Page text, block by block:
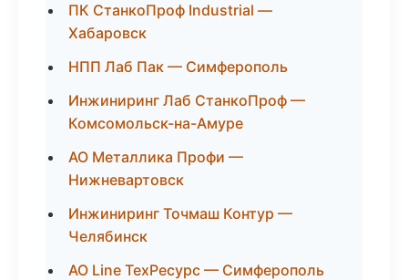
ПК СтанкоПроф Industrial —
Хабаровск
НПП Лаб Пак — Симферополь
Инжиниринг Лаб СтанкоПроф —
Комсомольск-на-Амуре
АО Металлика Профи —
Нижневартовск
Инжиниринг Точмаш Контур —
Челябинск
АО Line ТехРесурс — Симферополь